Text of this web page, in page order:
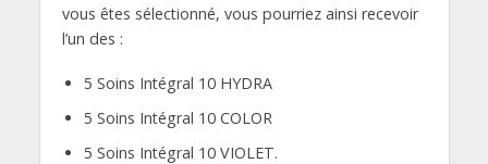
vous êtes sélectionné, vous pourriez ainsi recevoir
l’un des :
5 Soins Intégral 10 HYDRA
5 Soins Intégral 10 COLOR
5 Soins Intégral 10 VIOLET.